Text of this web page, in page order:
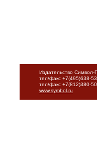
Издательство Символ-
тел/факс +7(495)638-
тел/факс +7(812)380-
www.symbol.ru